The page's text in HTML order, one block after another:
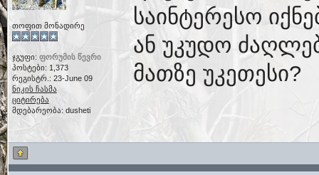
თოფით მონადირე
ჯგუფი: ფორუმის წევრი
პოსტები: 1,373
რეგისტრ.: 23-June 09
ნიკის ჩასმა
ციტირება
მდებარეობა: dusheti
საინტერესო
ან უკუდო
მათზე უკეთესი?